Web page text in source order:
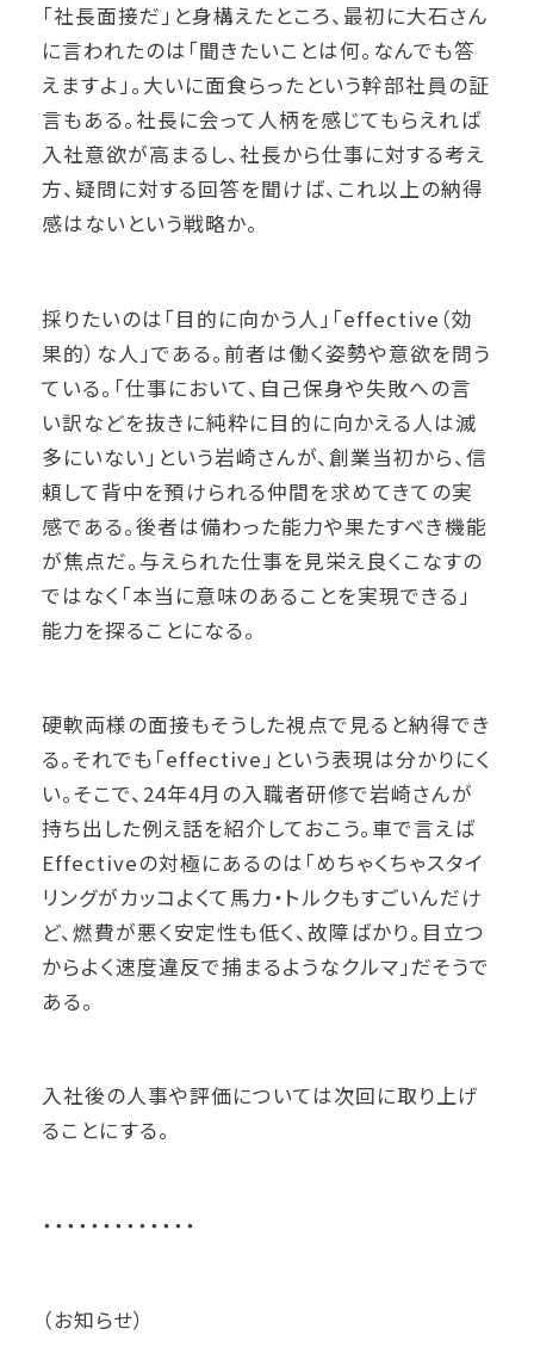
「社長面接だ」と身構えたところ、最初に大石さん
に言われたのは「聞きたいことは何。なんでも答
えますよ」。大いに面食らったという幹部社員の証
言もある。社長に会って人柄を感じてもらえれば
入社意欲が高まるし、社長から仕事に対する考え
方、疑問に対する回答を聞けば、これ以上の納得
感はないという戦略か。
採りたいのは「目的に向かう人」「effective（効
果的）な人」である。前者は働く姿勢や意欲を問う
ている。「仕事において、自己保身や失敗への言
い訳などを抜きに純粋に目的に向かえる人は滅
多にいない」という岩崎さんが、創業当初から、信
頼して背中を預けられる仲間を求めてきての実
感である。後者は備わった能力や果たすべき機能
が焦点だ。与えられた仕事を見栄え良くこなすの
ではなく「本当に意味のあることを実現できる」
能力を探ることになる。
硬軟両様の面接もそうした視点で見ると納得でき
る。それでも「effective」という表現は分かりにく
い。そこで、24年4月の入職者研修で岩崎さんが
持ち出した例え話を紹介しておこう。車で言えば
Effectiveの対極にあるのは「めちゃくちゃスタイ
リングがカッコよくて馬力・トルクもすごいんだけ
ど、燃費が悪く安定性も低く、故障ばかり。目立つ
からよく速度違反で捕まるようなクルマ」だそうで
ある。
入社後の人事や評価については次回に取り上げ
ることにする。
・・・・・・・・・・・・・
（お知らせ）